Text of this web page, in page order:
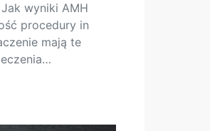
wyniki AMH
procedury in
mają te